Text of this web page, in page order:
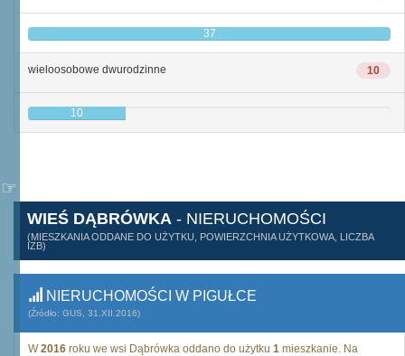
37
10
wieloosobowe dwurodzinne
10
WIEŚ DĄBRÓWKA - NIERUCHOMOŚCI
(MIESZKANIA ODDANE DO UŻYTKU, POWIERZCHNIA UŻYTKOWA, LICZBA
IZB)
NIERUCHOMOŚCI W PIGUŁCE
(Źródło: GUS, 31.XII.2016)
W2016 roku we wsi Dąbrówka oddano do użytku 1 mieszkanie. Na